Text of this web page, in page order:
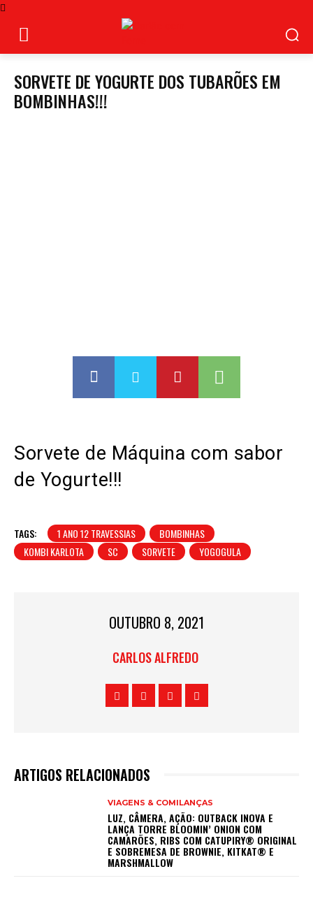
SORVETE DE YOGURTE DOS TUBARÕES EM
BOMBINHAS!!!
Sorvete de Máquina com sabor
de Yogurte!!!
TAGS: 1 ANO 12 TRAVESSIAS
BOMBINHAS
KOMBI KARLOTA
SC SORVETE YOGOGULA
OUTUBRO 8, 2021
CARLOS ALFREDO
ARTIGOS RELACIONADOS
VIAGENS & COMILANÇAS
LUZ, CÂMERA, AÇÃO: OUTBACK INOVA E
LANÇA TORRE BLOOMIN’ ONION COM
CAMARÕES, RIBS COM CATUPIRY® ORIGINAL
E SOBREMESA DE BROWNIE, KITKAT® E
MARSHMALLOW